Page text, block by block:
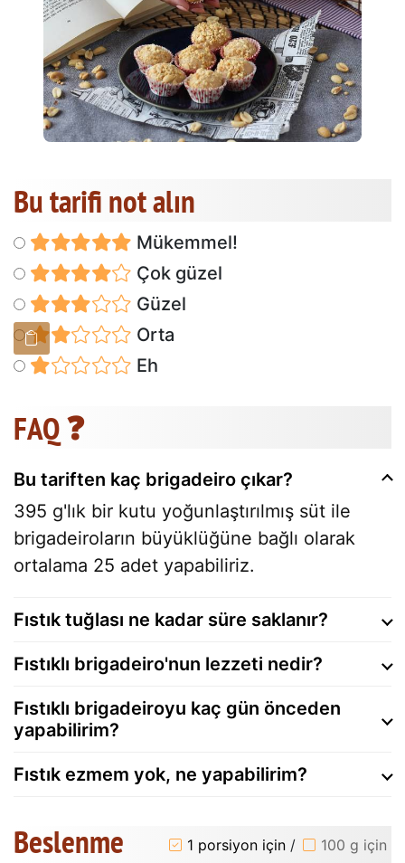
Bu tarifi not alın
Mükemmel!
Çok güzel
Güzel
Orta
Eh
FAQ ❓
Bu tariften kaç brigadeiro çıkar?
395 g'lık bir kutu yoğunlaştırılmış süt ile
brigadeiroların büyüklüğüne bağlı olarak
ortalama 25 adet yapabiliriz.
Fıstık tuğlası ne kadar süre saklanır?
Fıstıklı brigadeiro'nun lezzeti nedir?
Fıstıklı brigadeiroyu kaç gün önceden
yapabilirim?
Fıstık ezmem yok, ne yapabilirim?
Beslenme 1 porsiyon için / 100 g için